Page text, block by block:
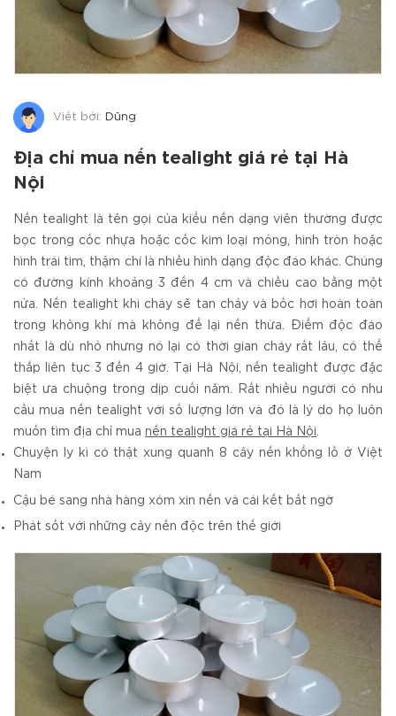
Viết bởi: Dũng
Địa chỉ mua nến tealight giá rẻ tại Hà
Nội
Nến tealight là tên gọi của kiểu nến dạng viên thường được
bọc trong cốc nhựa hoặc cốc kim loại mỏng, hình tròn hoặc
hình trái tim, thậm chí là nhiều hình dạng độc đáo khác. Chúng
có đường kính khoảng 3 đến 4 cm và chiều cao bằng một
nửa. Nến tealight khi cháy sẽ tan chảy và bốc hơi hoàn toàn
trong không khí mà không để lại nến thừa. Điểm độc đáo
nhất là dù nhỏ nhưng nó lại có thời gian cháy rất lâu, có thể
thắp liên tục 3 đến 4 giờ. Tại Hà Nội, nến tealight được đặc
biệt ưa chuộng trong dịp cuối năm. Rất nhiều người có nhu
cầu mua nến tealight với số lượng lớn và đó là lý do họ luôn
muốn tìm địa chỉ mua nến tealight giá rẻ tại Hà Nội
Chuyện ly kì có thật xung quanh 8 cây nến khổng lồ ở Việt
Nam
Cậu bé sang nhà hàng xóm xin nến và cái kết bất ngờ
Phát sốt với những cây nến độc trên thế giới